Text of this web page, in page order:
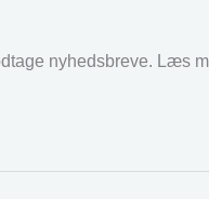
nyhedsbreve. Læs